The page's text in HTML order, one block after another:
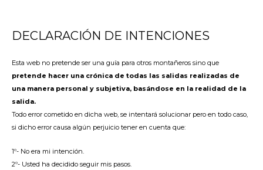
DECLARACIÓN DE INTENCIONES
Esta web no pretende ser una guía para otros montañeros sino que
pretende hacer una crónica de todas las salidas realizadas de
una manera personal y subjetiva, basándose en la realidad de la
salida.
Todo error cometido en dicha web, se intentará solucionar pero en todo caso,
si dicho error causa algún perjuicio tener en cuenta que:
1º- No era mi intención.
2º- Usted ha decidido seguir mis pasos.